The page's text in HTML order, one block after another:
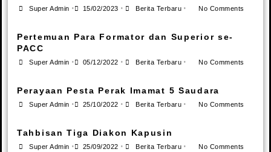
Super Admin • 15/02/2023 • Berita Terbaru • No Comments
Pertemuan Para Formator dan Superior se-
PACC
Super Admin • 05/12/2022 • Berita Terbaru • No Comments
Perayaan Pesta Perak Imamat 5 Saudara
Super Admin • 25/10/2022 • Berita Terbaru • No Comments
Tahbisan Tiga Diakon Kapusin
Super Admin • 25/09/2022 • Berita Terbaru • No Comments